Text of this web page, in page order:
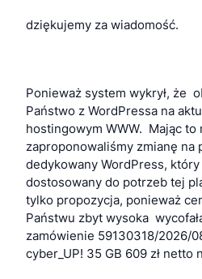
dziękujemy za wiadomość.
Ponieważ system wykrył, że
Państwo z WordPressa na
hostingowym WWW.  Mając to
zaproponowaliśmy zmianę na
dedykowany WordPress,
dostosowany do potrzeb tej
tylko propozycja, ponieważ
Państwu zbyt wysoka
zamówienie 59130318/2026/
cyber_UP! 35 GB 609 zł netto